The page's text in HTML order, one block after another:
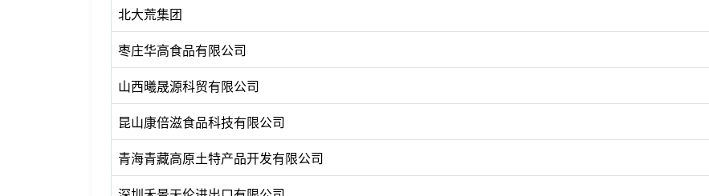
北大荒集团
枣庄华高食品有限公司
山西曦晟源科贸有限公司
昆山康倍滋食品科技有限公司
青海青藏高原土特产品开发有限公司